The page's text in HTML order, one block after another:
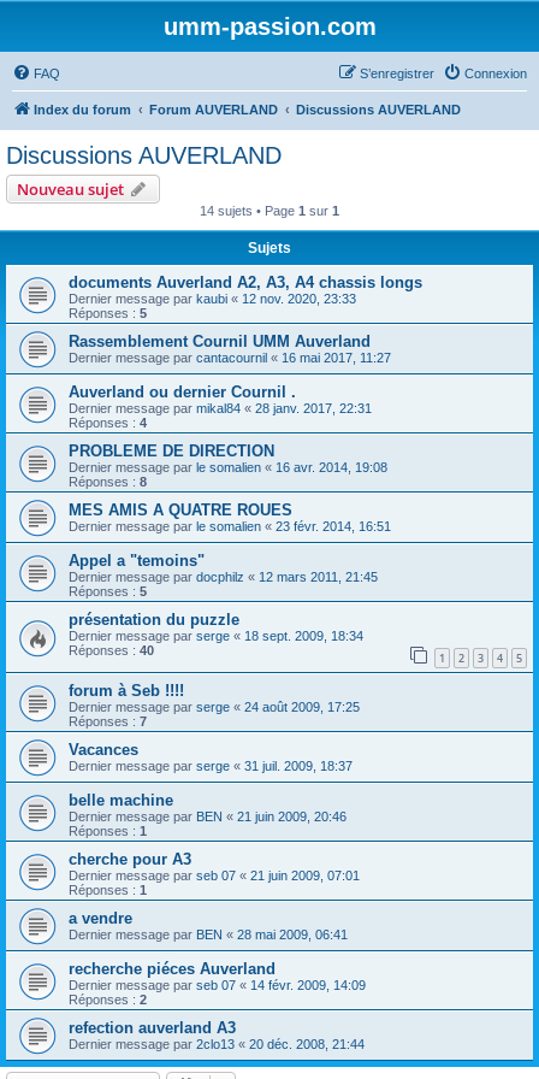
umm-passion.com
FAQ Connexion
S’enregistrer
Index du forum Forum AUVERLAND Discussions AUVERLAND
Discussions AUVERLAND
Nouveau sujet
14 sujets • Page 1 sur 1
Sujets
documents Auverland A2, A3, A4 chassis longs
Dernier message par kaubi « 12 nov. 2020, 23:33
Réponses : 5
Rassemblement Cournil UMM Auverland
Dernier message par cantacournil « 16 mai 2017, 11:27
Auverland ou dernier Cournil .
Dernier message par mikal84 « 28 janv. 2017, 22:31
Réponses : 4
PROBLEME DE DIRECTION
Dernier message par le somalien « 16 avr. 2014, 19:08
Réponses : 8
MES AMIS A QUATRE ROUES
Dernier message par le somalien « 23 févr. 2014, 16:51
Appel a "temoins"
Dernier message par docphilz « 12 mars 2011, 21:45
Réponses : 5
présentation du puzzle
Dernier message par serge « 18 sept. 2009, 18:34
Réponses : 40 1 2 3 4 5
forum à Seb !!!!
Dernier message par serge « 24 août 2009, 17:25
Réponses : 7
Vacances
Dernier message par serge « 31 juil. 2009, 18:37
belle machine
Dernier message par BEN « 21 juin 2009, 20:46
Réponses : 1
cherche pour A3
Dernier message par seb 07 « 21 juin 2009, 07:01
Réponses : 1
a vendre
Dernier message par BEN « 28 mai 2009, 06:41
recherche piéces Auverland
Dernier message par seb 07 « 14 févr. 2009, 14:09
Réponses : 2
refection auverland A3
Dernier message par 2clo13 « 20 déc. 2008, 21:44